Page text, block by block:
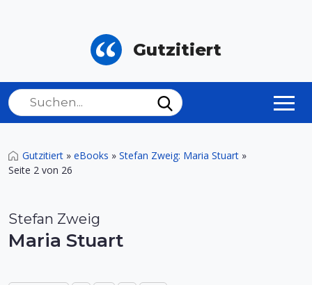
Gutzitiert
Gutzitiert » eBooks » Stefan Zweig: Maria Stuart »
Seite 2 von 26
Stefan Zweig
Maria Stuart